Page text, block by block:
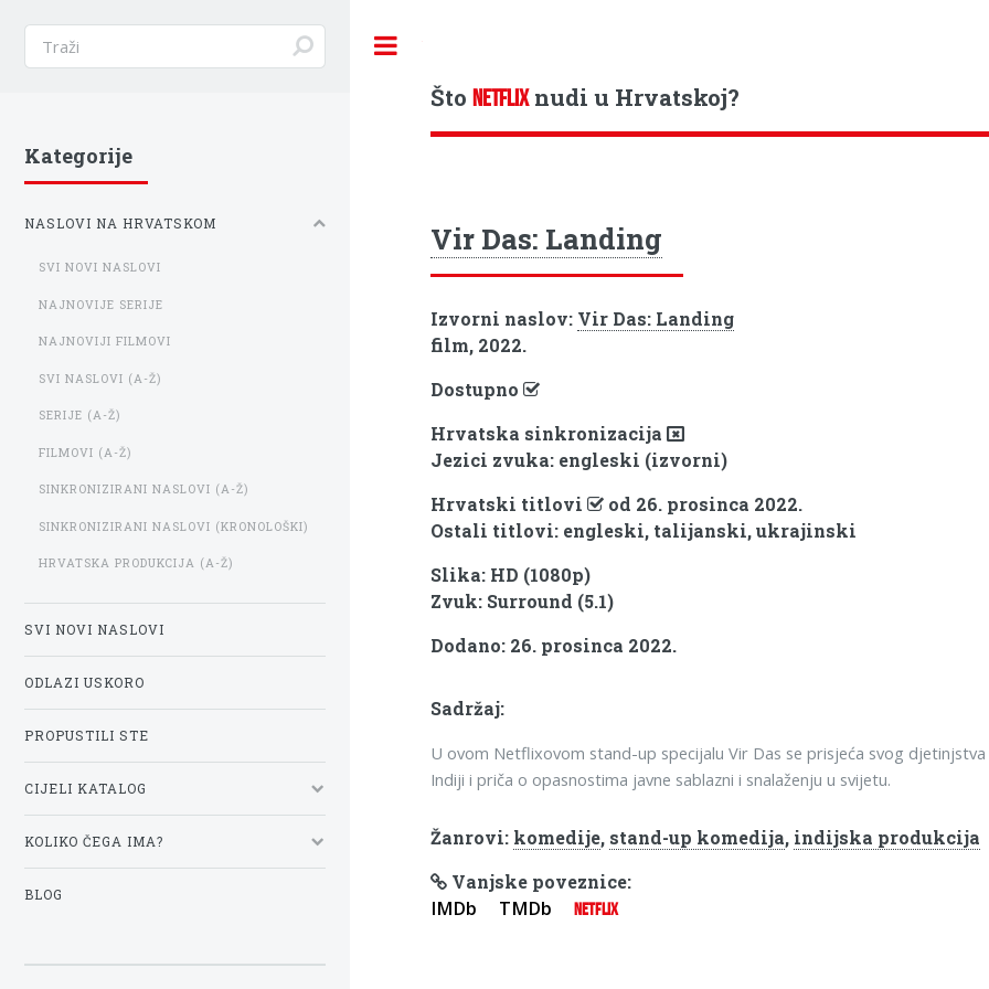
ŠtoNETFLIXnudi u Hrvatskoj?
Vir Das: Landing
Izvorni naslov: Vir Das: Landing
film, 2022.
Dostupno
Hrvatska sinkronizacija
Jezici zvuka: engleski (izvorni)
Hrvatski titlovi
od 26. prosinca 2022.
Ostali titlovi: engleski, talijanski, ukrajinski
Slika: HD (1080p)
Zvuk: Surround (5.1)
Dodano: 26. prosinca 2022.
Sadržaj:
U ovom Netflixovom stand-up specijalu Vir Das se prisjeća svog djetinjstva
Indiji i priča o opasnostima javne sablazni i snalaženju u svijetu.
Žanrovi: komedije, stand-up komedija, indijska produkcija
Vanjske poveznice:
IMDb TMDb NETFLIX
Kategorije
NASLOVI NA HRVATSKOM
SVI NOVI NASLOVI
NAJNOVIJE SERIJE
NAJNOVIJI FILMOVI
SVI NASLOVI (A-Ž)
SERIJE (A-Ž)
FILMOVI (A-Ž)
SINKRONIZIRANI NASLOVI (A-Ž)
SINKRONIZIRANI NASLOVI (KRONOLOŠKI)
HRVATSKA PRODUKCIJA (A-Ž)
SVI NOVI NASLOVI
ODLAZI USKORO
PROPUSTILI STE
CIJELI KATALOG
KOLIKO ČEGA IMA?
BLOG
Toggle